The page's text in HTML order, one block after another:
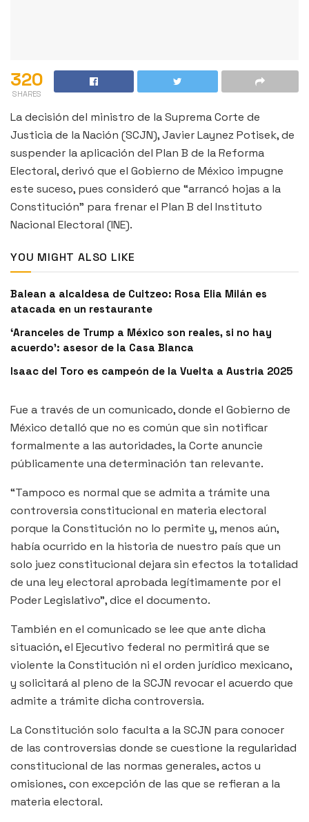
320
SHARES
La decisión del ministro de la Suprema Corte de
Justicia de la Nación (SCJN), Javier Laynez Potisek, de
suspender la aplicación del Plan B de la Reforma
Electoral, derivó que el Gobierno de México impugne
este suceso, pues consideró que “arrancó hojas a la
Constitución” para frenar el Plan B del Instituto
Nacional Electoral (INE).
YOU MIGHT ALSO LIKE
Balean a alcaldesa de Cuitzeo: Rosa Elia Milán es
atacada en un restaurante
‘Aranceles de Trump a México son reales, si no hay
acuerdo’: asesor de la Casa Blanca
Isaac del Toro es campeón de la Vuelta a Austria 2025
Fue a través de un comunicado, donde el Gobierno de
México detalló que no es común que sin notificar
formalmente a las autoridades, la Corte anuncie
públicamente una determinación tan relevante.
“Tampoco es normal que se admita a trámite una
controversia constitucional en materia electoral
porque la Constitución no lo permite y, menos aún,
había ocurrido en la historia de nuestro país que un
solo juez constitucional dejara sin efectos la totalidad
de una ley electoral aprobada legítimamente por el
Poder Legislativo”, dice el documento.
También en el comunicado se lee que ante dicha
situación, el Ejecutivo federal no permitirá que se
violente la Constitución ni el orden jurídico mexicano,
y solicitará al pleno de la SCJN revocar el acuerdo que
admite a trámite dicha controversia.
La Constitución solo faculta a la SCJN para conocer
de las controversias donde se cuestione la regularidad
constitucional de las normas generales, actos u
omisiones, con excepción de las que se refieran a la
materia electoral.